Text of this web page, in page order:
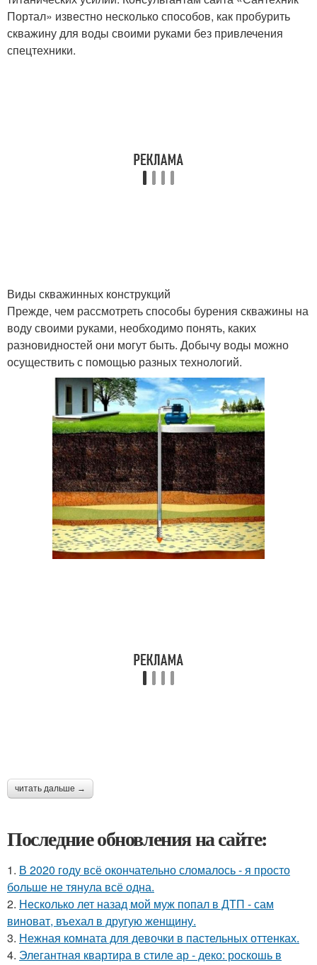
Портал» известно несколько способов, как пробурить
скважину для воды своими руками без привлечения
спецтехники.
Виды скважинных конструкций
Прежде, чем рассмотреть способы бурения скважины на
воду своими руками, необходимо понять, каких
разновидностей они могут быть. Добычу воды можно
осуществить с помощью разных технологий.
читать дальше →
Последние обновления на сайте:
1. В 2020 году всё окончательно сломалось - я просто
больше не тянула всё одна.
2. Несколько лет назад мой муж попал в ДТП - сам
виноват, въехал в другую женщину.
3. Нежная комната для девочки в пастельных оттенках.
4. Элегантная квартира в стиле ар - деко: роскошь в